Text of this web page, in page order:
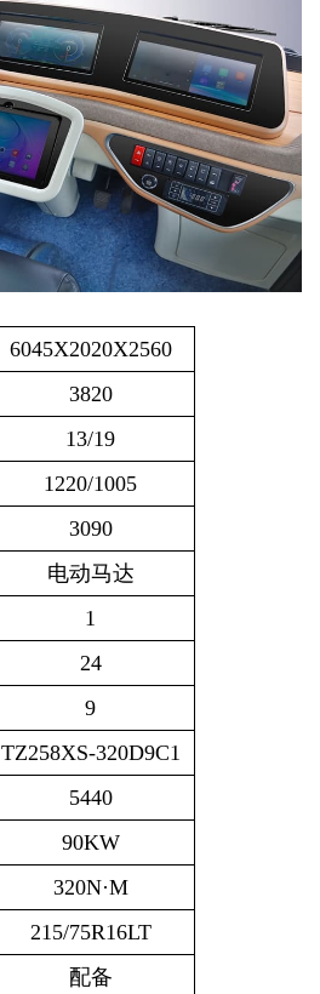
6045X2020X2560
3820
13/19
1220/1005
3090
电动马达
1
24
9
TZ258XS-320D9C1
5440
90KW
320N·M
215/75R16LT
配备